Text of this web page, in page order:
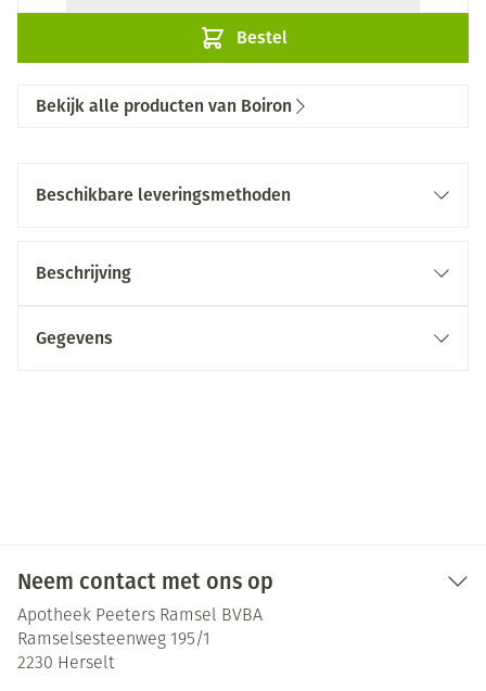
Bestel
Bekijk alle producten van Boiron
Beschikbare leveringsmethoden
Beschrijving
Gegevens
Neem contact met ons op
Apotheek Peeters Ramsel BVBA
Ramselsesteenweg 195/1
2230 Herselt